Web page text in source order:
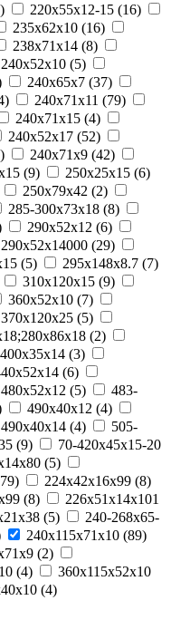
) 220x55x12-15 (16)
235x62x10 (16)
238х71х14 (8)
240x52x10 (5)
240x65x7 (37)
) 240x71x11 (79)
240x71x15 (4)
240х52х17 (52)
) 240х71х9 (42)
(9) 250x25x15 (6)
250х79х42 (2)
285-300x73x18 (8)
290x52x12 (6)
290х52х14000 (29)
(5) 295х148х8.7 (7)
310x120x15 (9)
360х52х10 (7)
370х120х25 (5)
(2)
400х35х14 (3)
(6)
480х52х12 (5)
483-
490x40x12 (4)
490х40х14 (4)
505-
(9)
70-420x45x15-20
(5)
79) 224х42х16х99 (8)
(8)
226х51х14х101
(5)
240-268x65-
240x115x71x10 (89)
(2)
(4)
360x115x52x10
(4)